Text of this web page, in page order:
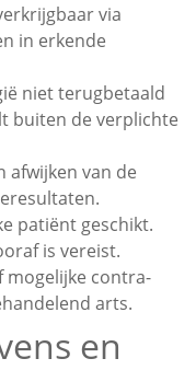
via
in erkende
niet terugbetaald
buiten de verplichte
afwijken van de
patiënt geschikt.
is vereist.
mogelijke contra-
arts.
en